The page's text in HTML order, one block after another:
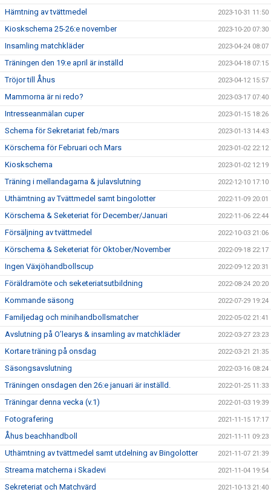
Hämtning av tvättmedel 2023-10-31 11:50
Kioskschema 25-26:e november 2023-10-20 07:30
Insamling matchkläder 2023-04-24 08:07
Träningen den 19:e april är inställd 2023-04-18 07:15
Tröjor till Åhus 2023-04-12 15:57
Mammorna är ni redo? 2023-03-17 07:40
Intresseanmälan cuper 2023-01-15 18:26
Schema för Sekretariat feb/mars 2023-01-13 14:43
Körschema för Februari och Mars 2023-01-02 22:12
Kioskschema 2023-01-02 12:19
Träning i mellandagarna & julavslutning 2022-12-10 17:10
Uthämtning av Tvättmedel samt bingolotter 2022-11-09 20:01
Körschema & Seketeriat för December/Januari 2022-11-06 22:44
Försäljning av tvättmedel 2022-10-03 21:06
Körschema & Seketeriat för Oktober/November 2022-09-18 22:17
Ingen Växjöhandbollscup 2022-09-12 20:31
Föräldramöte och seketeriatsutbildning 2022-08-24 20:20
Kommande säsong 2022-07-29 19:24
Familjedag och minihandbollsmatcher 2022-05-02 21:41
Avslutning på O’learys & insamling av matchkläder 2022-03-27 23:23
Kortare träning på onsdag 2022-03-21 21:35
Säsongsavslutning 2022-03-16 08:24
Träningen onsdagen den 26:e januari är inställd. 2022-01-25 11:33
Träningar denna vecka (v.1) 2022-01-03 19:39
Fotografering 2021-11-15 17:17
Åhus beachhandboll 2021-11-11 09:23
Uthämtning av tvättmedel samt utdelning av Bingolotter 2021-11-07 21:39
Streama matcherna i Skadevi 2021-11-04 19:54
Sekreteriat och Matchvärd 2021-10-13 21:40